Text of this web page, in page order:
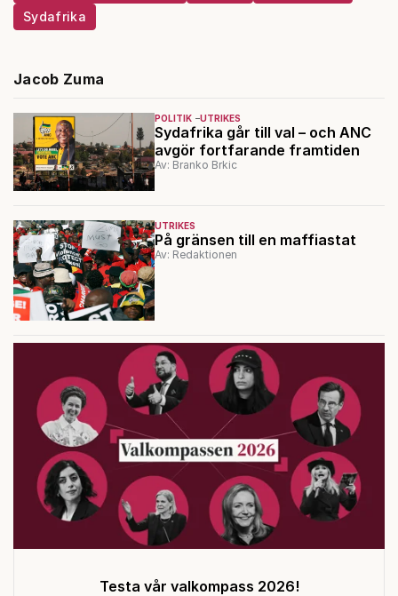
Sydafrika
Jacob Zuma
POLITIK UTRIKES
Sydafrika går till val – och ANC
avgör fortfarande framtiden
Av: Branko Brkic
UTRIKES
På gränsen till en maffiastat
Av: Redaktionen
Testa vår valkompass 2026!